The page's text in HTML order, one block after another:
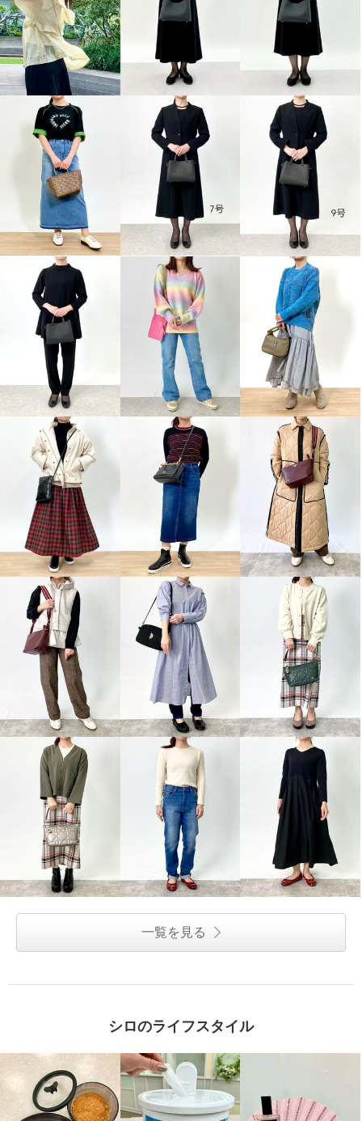
一覧を見る
シロのライフスタイル